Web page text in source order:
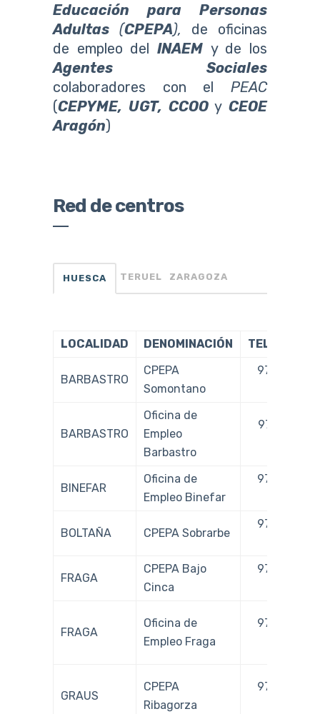
Educación para Personas
Adultas (CPEPA), de oficinas
de empleo del INAEM y de los
Agentes Sociales
colaboradores con el PEAC
(CEPYME, UGT, CCOOy CEOE
Aragón)
Red de centros
HUESCA TERUEL ZARAGOZA
LOCALIDAD DENOMINACIÓN TELÉFONO
BARBASTRO
CPEPA
Somontano
974 306
BARBASTRO
Oficina de
Empleo
Barbastro
974 310
BINEFAR
Oficina de
Empleo Binefar
974 430
BOLTAÑA CPEPA Sobrarbe
974 342
FRAGA
CPEPA Bajo
Cinca
974 453
FRAGA
Oficina de
Empleo Fraga
974 474
GRAUS
CPEPA
Ribagorza
974 540